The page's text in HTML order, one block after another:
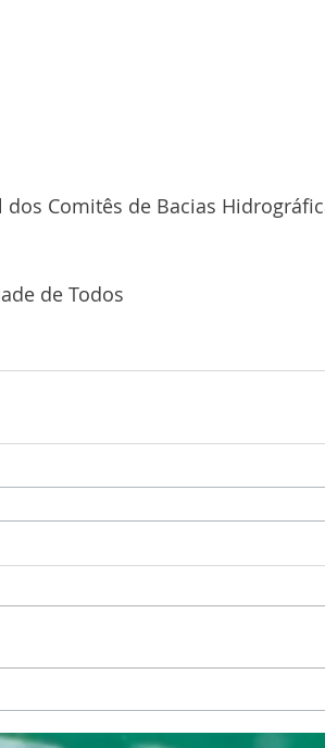
dos Comitês de Bacias
de Todos